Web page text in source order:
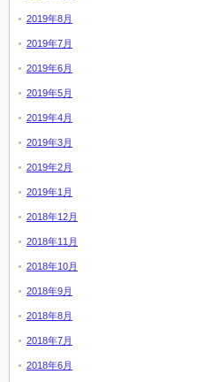
2019年8月
2019年7月
2019年6月
2019年5月
2019年4月
2019年3月
2019年2月
2019年1月
2018年12月
2018年11月
2018年10月
2018年9月
2018年8月
2018年7月
2018年6月